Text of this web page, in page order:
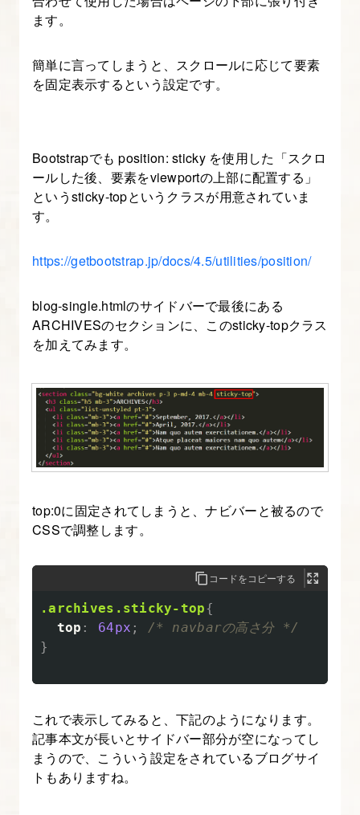
ます。
簡単に言ってしまうと、スクロールに応じて要素
を固定表示するという設定です。
Bootstrapでも position: sticky を使用した「スクロ
ールした後、要素をviewportの上部に配置する」
というsticky-topというクラスが用意されていま
す。
https://getbootstrap.jp/docs/4.5/utilities/position/
blog-single.htmlのサイドバーで最後にある
ARCHIVESのセクションに、このsticky-topクラス
を加えてみます。
top:0に固定されてしまうと、ナビバーと被るので
CSSで調整します。
コードをコピーする
.archives.sticky-top{
top : 64px ;
/* navbarの高さ分 */
}
これで表示してみると、下記のようになります。
記事本文が長いとサイドバー部分が空になってし
まうので、こういう設定をされているブログサイ
トもありますね。